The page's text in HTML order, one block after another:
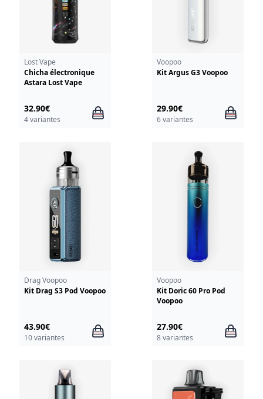
Lost Vape
Chicha électronique
Astara Lost Vape
32.90€
4 variantes
Voopoo
Kit Argus G3 Voopoo
29.90€
6 variantes
Drag Voopoo
Kit Drag S3 Pod Voopoo
43.90€
10 variantes
Voopoo
Kit Doric 60 Pro Pod
Voopoo
27.90€
8 variantes